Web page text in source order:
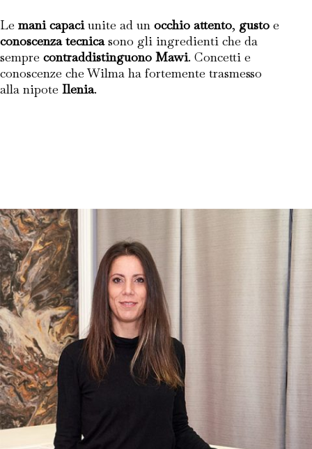
Le mani capaciunite ad un occhio attento, gusto e
conoscenza tecnicasono gli ingredienti che da
sempre contraddistinguono Mawi. Concetti e
conoscenze che Wilma ha fortemente trasmesso
alla nipote Ilenia.